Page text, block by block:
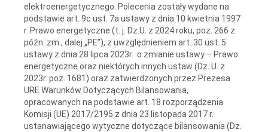
elektroenergetycznego. Polecenia zostały wydane na
podstawie art. 9c ust. 7a ustawy z dnia 10 kwietnia 1997
r. Prawo energetyczne (t. j. Dz.U. z 2024 roku, poz. 266 z
późn. zm., dalej „PE”), z uwzględnieniem art. 30 ust. 5
ustawy z dnia 28 lipca 2023r. o zmianie ustawy – Prawo
energetyczne oraz niektórych innych ustaw (Dz. U. z
2023r. poz. 1681) oraz zatwierdzonych przez Prezesa
URE Warunków Dotyczących Bilansowania,
opracowanych na podstawie art. 18 rozporządzenia
Komisji (UE) 2017/2195 z dnia 23 listopada 2017 r.
ustanawiającego wytyczne dotyczące bilansowania (Dz.